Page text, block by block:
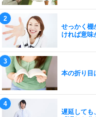
せっかく棚
ければ意味
本の折り目
遅延しても